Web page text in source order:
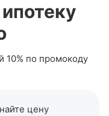
10% по промокоду
цену